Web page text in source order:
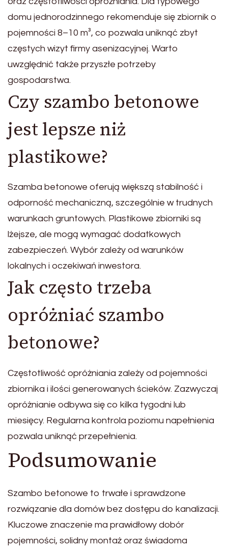
domu jednorodzinnego rekomenduje się zbiornik o
pojemności 8–10 m³, co pozwala uniknąć zbyt
częstych wizyt firmy asenizacyjnej. Warto
uwzględnić także przyszłe potrzeby
gospodarstwa.
Czy szambo betonowe
jest lepsze niż
plastikowe?
Szamba betonowe oferują większą stabilność i
odporność mechaniczną, szczególnie w trudnych
warunkach gruntowych. Plastikowe zbiorniki są
lżejsze, ale mogą wymagać dodatkowych
zabezpieczeń. Wybór zależy od warunków
lokalnych i oczekiwań inwestora.
Jak często trzeba
opróżniać szambo
betonowe?
Częstotliwość opróżniania zależy od pojemności
zbiornika i ilości generowanych ścieków. Zazwyczaj
opróżnianie odbywa się co kilka tygodni lub
miesięcy. Regularna kontrola poziomu napełnienia
pozwala uniknąć przepełnienia.
Podsumowanie
Szambo betonowe to trwałe i sprawdzone
rozwiązanie dla domów bez dostępu do kanalizacji.
Kluczowe znaczenie ma prawidłowy dobór
pojemności, solidny montaż oraz świadoma